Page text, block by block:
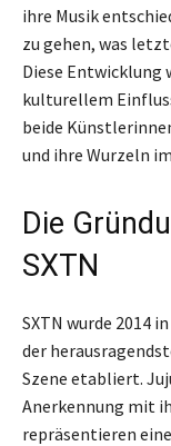
ihre Musik
zu gehen, was
Diese Entwicklung
kulturellem
beide
und ihre Wurzeln
Die
SXTN
SXTN wurde 2014
der
Szene etabliert.
Anerkennung mit
repräsentieren